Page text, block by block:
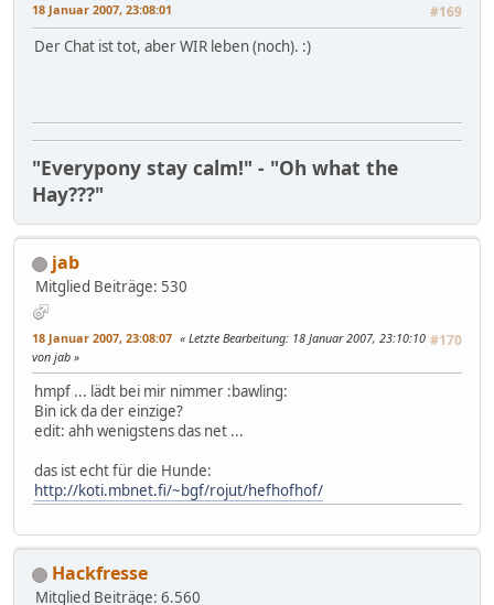
18 Januar 2007, 23:08:01 #169
Der Chat ist tot, aber WIR leben (noch). :)
"Everypony stay calm!" - "Oh what the
Hay???"
jab
Mitglied Beiträge: 530
18 Januar 2007, 23:08:07 #170
Letzte Bearbeitung: 18 Januar 2007, 23:10:10
von jab
hmpf ... lädt bei mir nimmer :bawling:
Bin ick da der einzige?
edit: ahh wenigstens das net ...
das ist echt für die Hunde:
http://koti.mbnet.fi/~bgf/rojut/hefhofhof/
Hackfresse
Mitglied Beiträge: 6.560